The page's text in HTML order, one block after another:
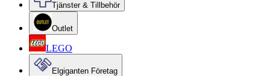
Tjänster & Tillbehör
Outlet
LEGO
Elgiganten Företag